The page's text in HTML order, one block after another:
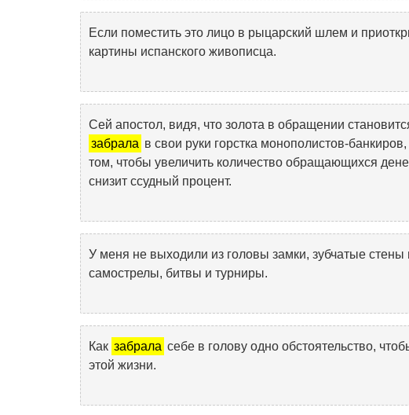
Если поместить это лицо в рыцарский шлем и
картины испанского живописца.
Сей апостол, видя, что золота в обращении
забрала в свои руки горстка монополистов-
том, чтобы увеличить количество обращающихся
снизит ссудный процент.
У меня не выходили из головы замки, зубчатые
самострелы, битвы и турниры.
Как забрала себе в голову одно обстоятельство,
этой жизни.